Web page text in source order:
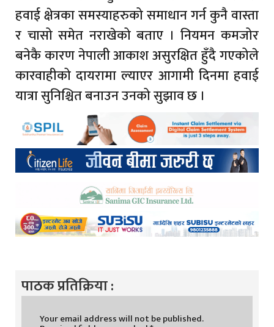
हवाई क्षेत्रका समस्याहरुको समाधान गर्न कुनै वास्ता
र चासो समेत नराखेको बताए । नियमन कमजोर
बनेकै कारण नेपाली आकाश असुरक्षित हुँदै गएकोले
कारवाहीको दायरामा ल्याएर आगामी दिनमा हवाई
यात्रा सुनिश्चित बनाउन उनको सुझाव छ ।
पाठक प्रतिक्रिया :
Your email address will not be published.